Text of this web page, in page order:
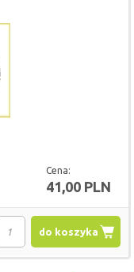
Cena:
41,00 PLN
do koszyka